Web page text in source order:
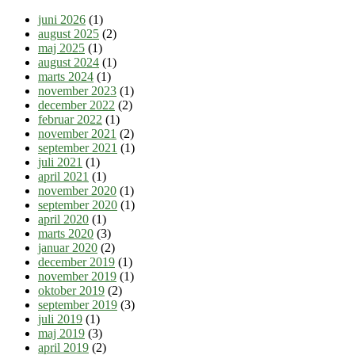
juni 2026 (1)
august 2025 (2)
maj 2025 (1)
august 2024 (1)
marts 2024 (1)
november 2023 (1)
december 2022 (2)
februar 2022 (1)
november 2021 (2)
september 2021 (1)
juli 2021 (1)
april 2021 (1)
november 2020 (1)
september 2020 (1)
april 2020 (1)
marts 2020 (3)
januar 2020 (2)
december 2019 (1)
november 2019 (1)
oktober 2019 (2)
september 2019 (3)
juli 2019 (1)
maj 2019 (3)
april 2019 (2)